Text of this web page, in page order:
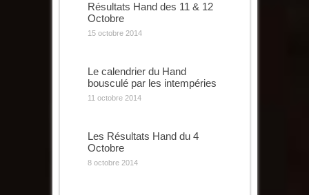
Résultats Hand des 11 & 12
Octobre
15 octobre 2014
Le calendrier du Hand
bousculé par les intempéries
11 octobre 2014
Les Résultats Hand du 4
Octobre
8 octobre 2014